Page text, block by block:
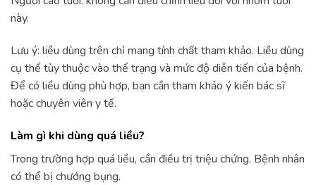
này.
Lưu ý: liều dùng trên chỉ mang tính chất tham khảo. Liều dùng
cụ thể tùy thuộc vào thể trạng và mức độ diễn tiến của bệnh.
Để có liều dùng phù hợp, bạn cần tham khảo ý kiến bác sĩ
hoặc chuyên viên y tế.
Làm gì khi dùng quá liều?
Trong trường hợp quá liều, cần điều trị triệu chứng. Bệnh nhân
có thể bị chướng bụng.